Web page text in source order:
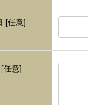
[任意]
任意]